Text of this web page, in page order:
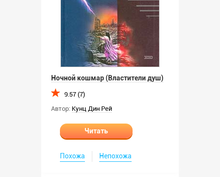
Ночной кошмар (Властители душ)
9.57 (7)
Автор: Кунц Дин Рей
Читать
Похожа Непохожа